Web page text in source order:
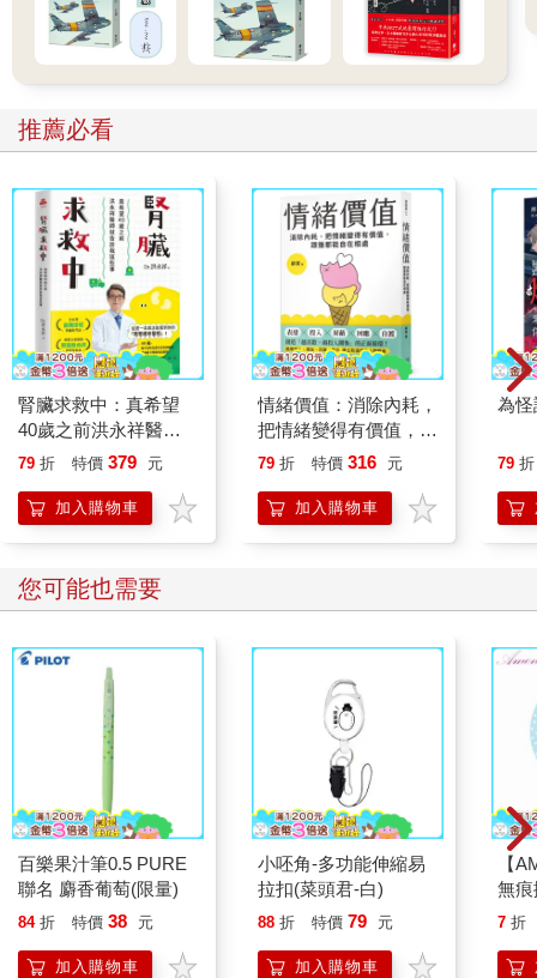
推薦必看
腎臟求救中：真希望
40歲之前洪永祥醫師
就告訴我這些事
79 折 特價 379 元
加入購物車
情緒價值：消除內耗，
把情緒變得有價值，跟
誰都能自在相處
79 折 特價 316 元
加入購物車
為怪
79 折
您可能也需要
百樂果汁筆0.5 PURE
聯名 麝香葡萄(限量)
84 折 特價 38 元
加入購物車
小呸角-多功能伸縮易
拉扣(菜頭君-白)
88 折 特價 79 元
加入購物車
【
無
罐
7 折